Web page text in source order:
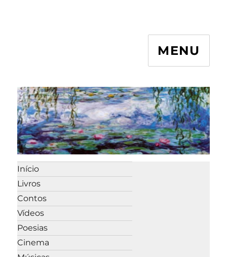
MENU
Início
Livros
Contos
Vídeos
Poesias
Cinema